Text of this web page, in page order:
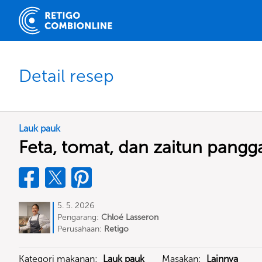
Detail resep
Lauk pauk
Feta, tomat, dan zaitun
5. 5. 2026
Pengarang: Chloé Lasseron
Perusahaan: Retigo
Kategori makanan: Lauk pauk Masakan: Lainnya